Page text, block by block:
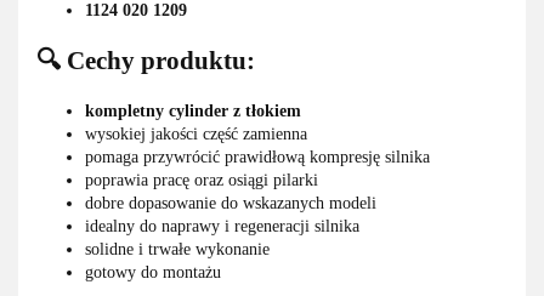
1124 020 1209
🔍 Cechy produktu:
kompletny cylinder z tłokiem
wysokiej jakości część zamienna
pomaga przywrócić prawidłową kompresję silnika
poprawia pracę oraz osiągi pilarki
dobre dopasowanie do wskazanych modeli
idealny do naprawy i regeneracji silnika
solidne i trwałe wykonanie
gotowy do montażu